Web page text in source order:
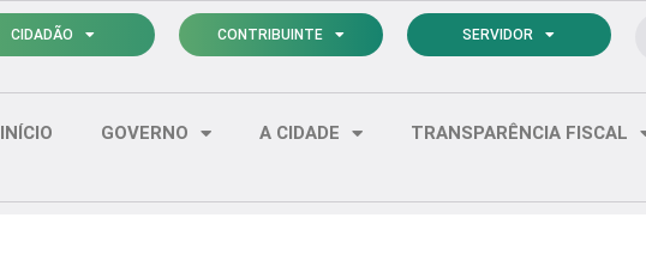
CIDADÃO CONTRIBUINTE SERVIDOR
INÍCIO GOVERNO A CIDADE TRANSPARÊNCIA FISCAL